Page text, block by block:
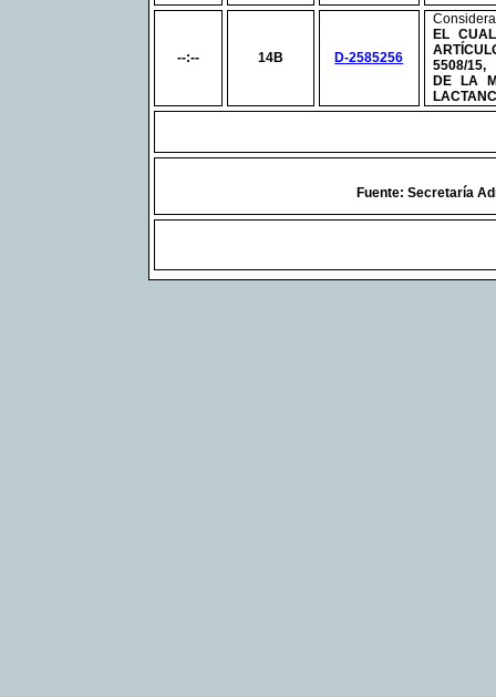
--:-- 14B D-2585256
EL
5508/15,
DE LA
Fuente: Secretaría